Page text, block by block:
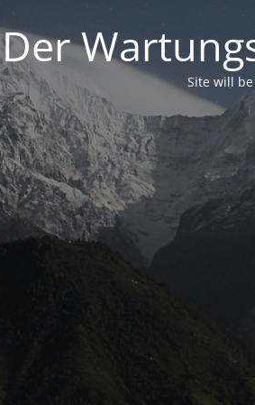
Der
Site will